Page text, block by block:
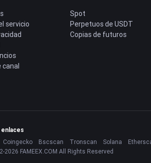
servicio
canal
Spot
Perpetuos de USDT
Copias de futuros
Coingecko Bscscan Tronscan Solana
2026 FAMEEX.COM All Rights Reserved